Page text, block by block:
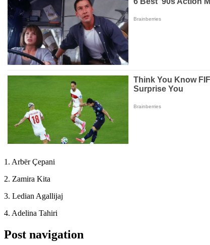
1. Arbër Çepani
2. Zamira Kita
3. Ledian Agallijaj
4. Adelina Tahiri
Post navigation